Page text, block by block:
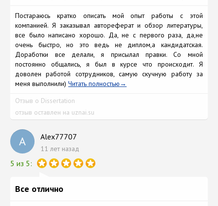
Постараюсь кратко описать мой опыт работы с этой
компанией. Я заказывал автореферат и обзор литературы,
все было написано хорошо. Да, не с первого раза, да,не
очень быстро, но это ведь не диплом,а кандидатская.
Доработки все делали, я присылал правки. Со мной
постоянно общались, я был в курсе что происходит. Я
доволен работой сотрудников, самую скучную работу за
меня выполнили)Читать полностью
Отзыв о Dissertation
отзыв оставлен на uznai.su
A Alex77707
11 лет назад
5 из 5:
Все отлично